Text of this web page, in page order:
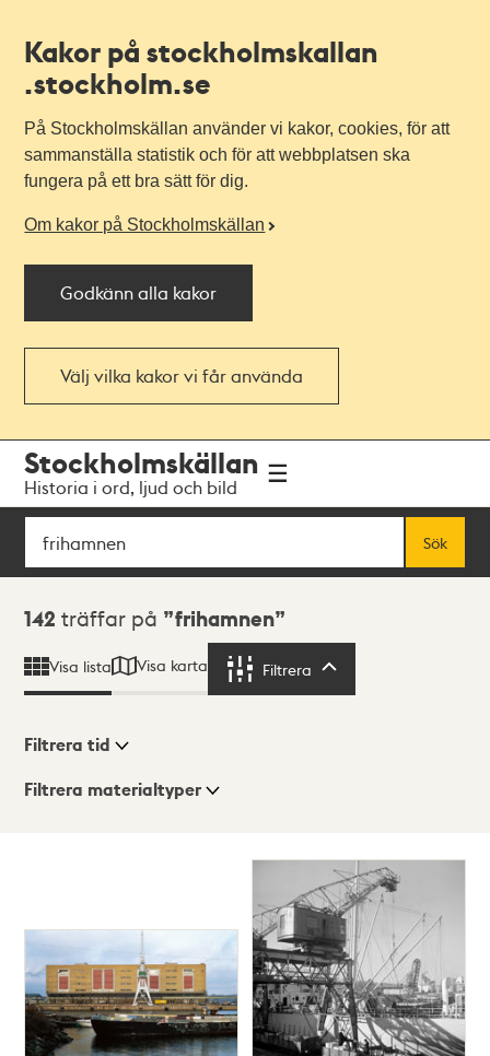
Kakor på stockholmskallan
.stockholm.se
På Stockholmskällan använder vi kakor, cookies, för att
sammanställa statistik och för att webbplatsen ska
fungera på ett bra sätt för dig.
Om kakor på Stockholmskällan
Godkänn alla kakor
Välj vilka kakor vi får använda
navigationen
huvudinnehållet
Stockholmskällan
Historia i ord, ljud och bild
Sök
Sök
Sökresultat
142 träffar på frihamnen
Visa lista Visa karta Filtrera
Visningsläge
Filtrera tid
Filtrera materialtyper